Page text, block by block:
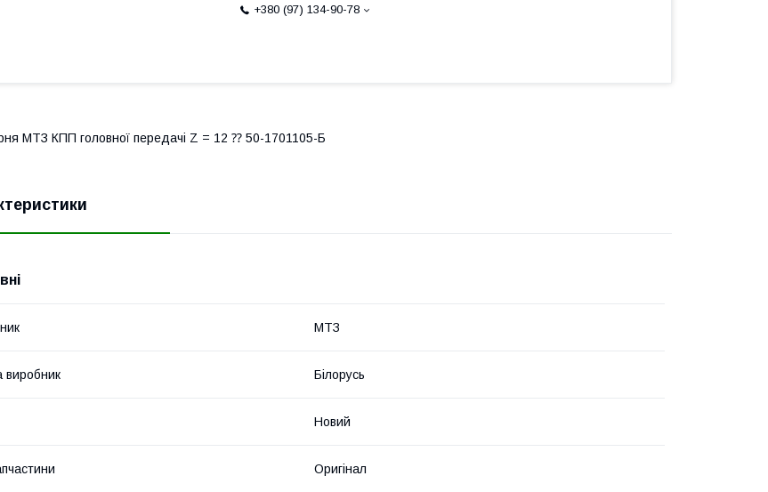
+380 (97) 134-90-78
МТЗ КПП головної передачі Z = 12 ⁇ 50-1701105-Б
МТЗ
виробник Білорусь
Новий
Оригінал